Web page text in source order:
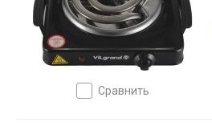
сравнить